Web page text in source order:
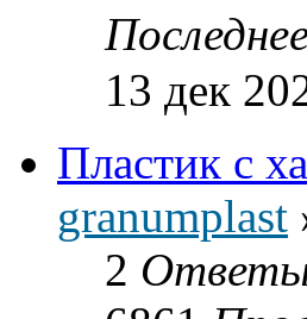
13 дек
Пластик с
granumplast
2